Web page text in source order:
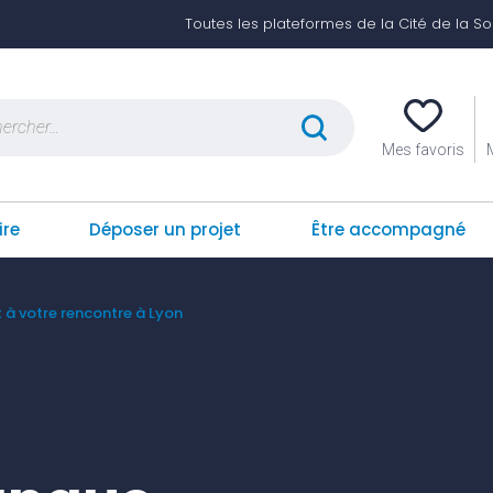
Toutes les plateformes de la Cité de la
Mes favoris
Déposer un projet Être accompagné
à votre rencontre à Lyon